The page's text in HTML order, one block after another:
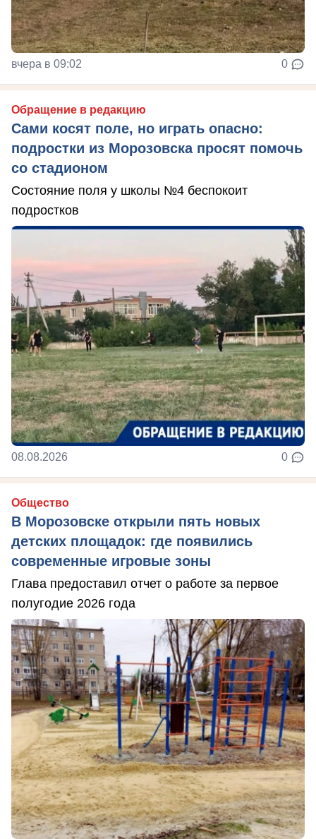
вчера в 09:02 0
Обращение в редакцию
Сами косят поле, но играть опасно:
подростки из Морозовска просят помочь
со стадионом
Состояние поля у школы №4 беспокоит
подростков
08.08.2026 0
Общество
В Морозовске открыли пять новых
детских площадок: где появились
современные игровые зоны
Глава предоставил отчет о работе за первое
полугодие 2026 года